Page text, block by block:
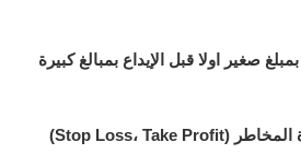
صغير اولاقبل الإيداع بمبالغ كبيرة
المخاطر
(Stop Loss، Take Profit)